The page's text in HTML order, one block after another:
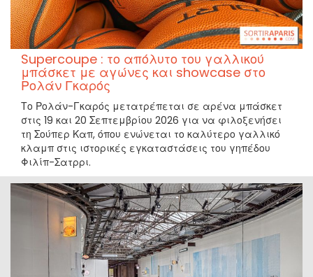
Supercoupe : το απόλυτο του γαλλικού
μπάσκετ με αγώνες και showcase στο
Ρολάν Γκαρός
Το Ρολάν-Γκαρός μετατρέπεται σε αρένα μπάσκετ
στις 19 και 20 Σεπτεμβρίου 2026 για να φιλοξενήσει
τη Σούπερ Καπ, όπου ενώνεται το καλύτερο γαλλικό
κλαμπ στις ιστορικές εγκαταστάσεις του γηπέδου
Φιλίπ-Σατρρι.